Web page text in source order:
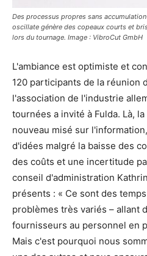
Des processus propres sans
oscillate génère des copeaux courts et
lors du tournage. Image : VibroCut GmbH
L'ambiance est optimiste et
120 participants de la réunion
l'association de l'industrie
tournées a invité à Fulda. Là,
nouveau misé sur
d'idées malgré la baisse des
des coûts et une incertitude
conseil d'administration
présents : « Ce sont des
problèmes très variés – allant
fournisseurs au personnel en
Mais c'est pourquoi nous